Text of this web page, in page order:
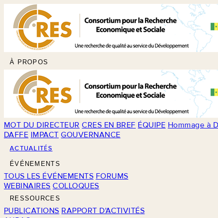
À PROPOS
MOT DU DIRECTEUR CRES EN BREF ÉQUIPE Hommage à
DAFFE IMPACT GOUVERNANCE
ACTUALITÉS
ÉVÉNEMENTS
TOUS LES ÉVÉNEMENTS FORUMS
WEBINAIRES COLLOQUES
RESSOURCES
PUBLICATIONS RAPPORT D'ACTIVITÉS